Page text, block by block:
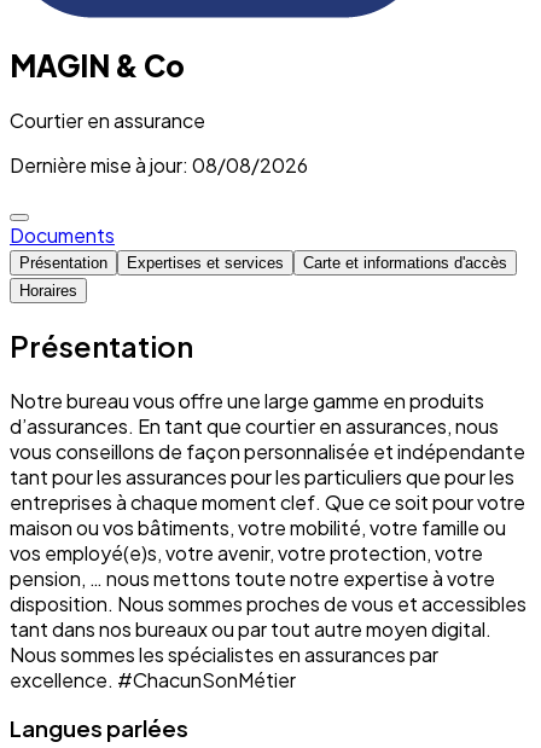
MAGIN & Co
Courtier en assurance
Dernière mise à jour: 08/08/2026
Documents
Présentation Expertises et services
Carte et informations d'accès
Horaires
Présentation
Notre bureau vous offre une large gamme en produits
d’assurances. En tant que courtier en assurances, nous
vous conseillons de façon personnalisée et indépendante
tant pour les assurances pour les particuliers que pour les
entreprises à chaque moment clef. Que ce soit pour votre
maison ou vos bâtiments, votre mobilité, votre famille ou
vos employé(e)s, votre avenir, votre protection, votre
pension, … nous mettons toute notre expertise à votre
disposition. Nous sommes proches de vous et accessibles
tant dans nos bureaux ou par tout autre moyen digital.
Nous sommes les spécialistes en assurances par
excellence. #ChacunSonMétier
Langues parlées